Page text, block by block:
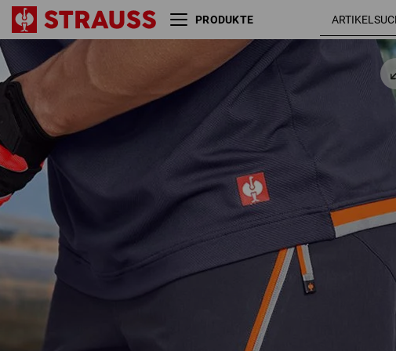
PRODUKTE
Reflex Funktions Short
e.s.ambition
warnorange